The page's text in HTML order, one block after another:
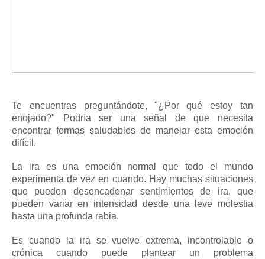
Te encuentras preguntándote, "¿Por qué estoy tan
enojado?"
Podría ser una señal de que necesita
encontrar formas saludables de manejar esta emoción
difícil.
La ira es una emoción normal que todo el mundo
experimenta de vez en cuando. Hay muchas situaciones
que pueden desencadenar sentimientos de ira, que
pueden variar en intensidad desde una leve molestia
hasta una profunda rabia.
Es cuando la ira se vuelve extrema, incontrolable o
crónica cuando puede plantear un problema